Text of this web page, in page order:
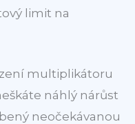
limit na
multiplikátoru
náhlý nárůst
neočekávanou